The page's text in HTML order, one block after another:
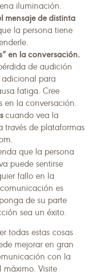
iluminación.
mensaje de distinta
la persona tiene
en la conversación.
de audición
adicional para
fatiga. Cree
en la conversación.
cuando vea la
través de plataformas
que la persona
puede sentirse
fallo en la
es
de su parte
sea un éxito.
todas estas cosas
mejorar en gran
con la
máximo. Visite